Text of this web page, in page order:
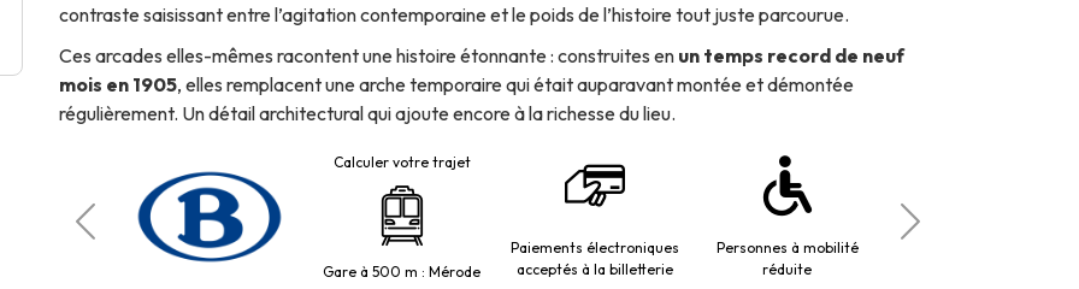
contraste saisissant entre l’agitation contemporaine et le poids de l’histoire tout juste parcourue.
Ces arcades elles-mêmes racontent une histoire étonnante : construites en un temps record de neuf
mois en 1905, elles remplacent une arche temporaire qui était auparavant montée et démontée
régulièrement. Un détail architectural qui ajoute encore à la richesse du lieu.
Calculer votre trajet
Gare à 500 m : Mérode
Paiements électroniques
acceptés à la billetterie
Personnes à mobilité
réduite